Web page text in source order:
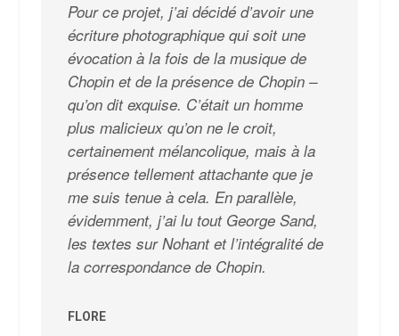
Pour ce projet, j’ai décidé d’avoir une
écriture photographique qui soit une
évocation à la fois de la musique de
Chopin et de la présence de Chopin –
qu’on dit exquise. C’était un homme
plus malicieux qu’on ne le croit,
certainement mélancolique, mais à la
présence tellement attachante que je
me suis tenue à cela. En parallèle,
évidemment, j’ai lu tout George Sand,
les textes sur Nohant et l’intégralité de
la correspondance de Chopin.
FLORE